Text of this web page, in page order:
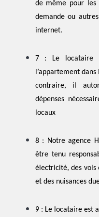
de même pour les
demande ou
internet.
7 :
Le
l’appartement
contraire, il
dépenses
locaux
8 : Notre agence
être tenu
électricité, des vols
et des nuisances
9 : Le locataire est